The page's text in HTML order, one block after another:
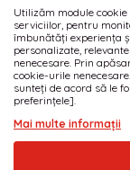
Abonează-te la
descoperă
Am citit şi sunt de
Utilizăm module
serviciilor, pentru
îmbunătăți experiența
personalizate,
nenecesare. Prin
cookie-urile
sunteți de acord să le
preferințele].
Mai multe informații